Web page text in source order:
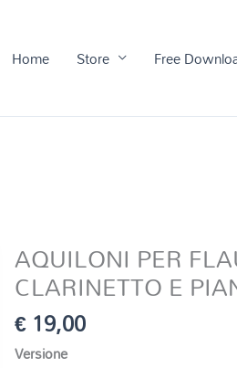
Home Store Free
AQUILONI PER
CLARINETTO E
€19,00
Versione